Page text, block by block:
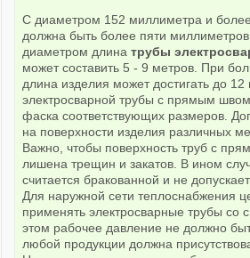
С диаметром 152 миллиметра и
должна быть более пяти
диаметром длинатрубы
может составить 5 - 9 метров. При
длина изделия может достигать до
электросварной трубы с прямым
фаска соответствующих размеров.
на поверхности изделия различных
Важно, чтобы поверхность труб с
лишена трещин и закатов. В ином
считается бракованной и не
Для наружной сети теплоснабжения
применять электросварные трубы
этом рабочее давление не должно
любой продукции должна